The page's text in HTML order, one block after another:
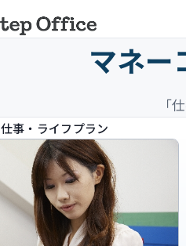
マネー
「
仕事・ライフプラン